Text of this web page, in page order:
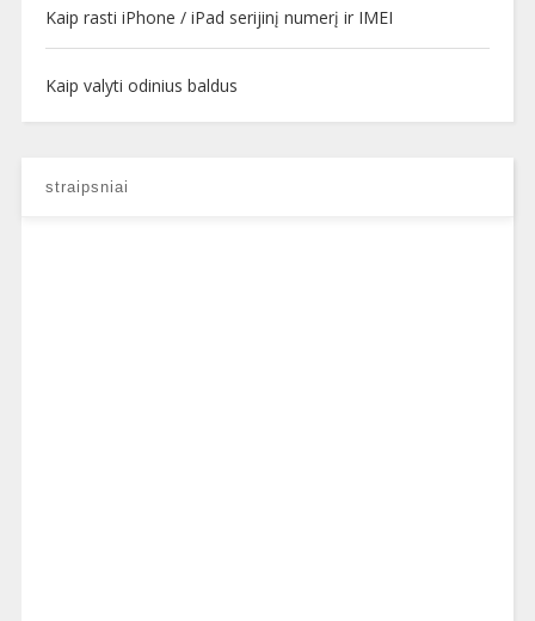
Kaip rasti iPhone / iPad serijinį numerį ir IMEI
Kaip valyti odinius baldus
straipsniai